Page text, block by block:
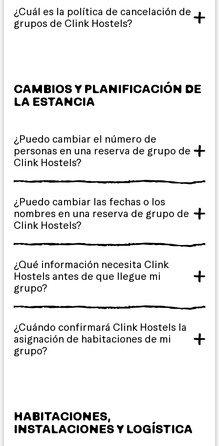
¿Cuál es la política de cancelación de
grupos de Clink Hostels?
CAMBIOS Y PLANIFICACIÓN DE
LA ESTANCIA
¿Puedo cambiar el número de
personas en una reserva de grupo de
Clink Hostels?
¿Puedo cambiar las fechas o los
nombres en una reserva de grupo de
Clink Hostels?
¿Qué información necesita Clink
Hostels antes de que llegue mi
grupo?
¿Cuándo confirmará Clink Hostels la
asignación de habitaciones de mi
grupo?
HABITACIONES,
INSTALACIONES Y LOGÍSTICA